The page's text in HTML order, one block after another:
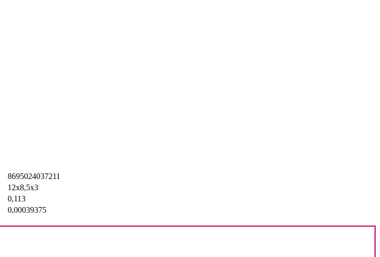
8695024037211
12х8,5х3
0,113
0,00039375